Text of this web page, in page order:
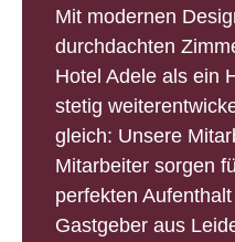
Mit modernen
durchdachten
Hotel Adele als ein
stetig
gleich: Unsere
Mitarbeiter sorgen
perfekten
Gastgeber aus